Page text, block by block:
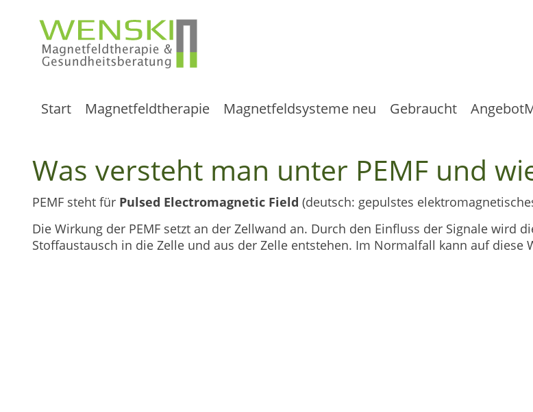
Start Magnetfeldtherapie Magnetfeldsysteme neu Gebraucht Angebot
Was versteht man unter PEMF und
PEMF steht für Pulsed Electromagnetic Field (deutsch: gepulstes
Die Wirkung der PEMF setzt an der Zellwand an. Durch den Einfluss der Signale wird
Stoffaustausch in die Zelle und aus der Zelle entstehen. Im Normalfall kann auf diese